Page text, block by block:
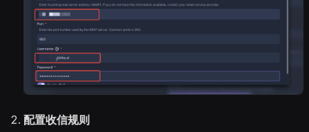
配置收信规则